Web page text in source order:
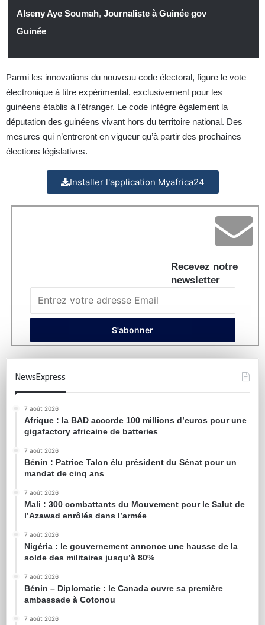
Alseny Aye Soumah, Journaliste à Guinée gov–
Guinée
Parmi les innovations du nouveau code électoral, figure le vote
électronique à titre expérimental, exclusivement pour les
guinéens établis à l’étranger. Le code intègre également la
députation des guinéens vivant hors du territoire national. Des
mesures qui n’entreront en vigueur qu’à partir des prochaines
élections législatives.
Installer l'application Myafrica24
Recevez notre
newsletter
NewsExpress
7 août 2026
Afrique : la BAD accorde 100 millions d’euros pour une
gigafactory africaine de batteries
7 août 2026
Bénin : Patrice Talon élu président du Sénat pour un
mandat de cinq ans
7 août 2026
Mali : 300 combattants du Mouvement pour le Salut de
l’Azawad enrôlés dans l’armée
7 août 2026
Nigéria : le gouvernement annonce une hausse de la
solde des militaires jusqu’à 80%
7 août 2026
Bénin – Diplomatie : le Canada ouvre sa première
ambassade à Cotonou
7 août 2026